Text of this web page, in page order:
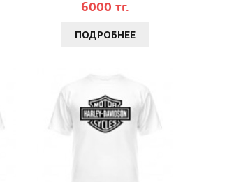
6000 тг.
ПОДРОБНЕЕ